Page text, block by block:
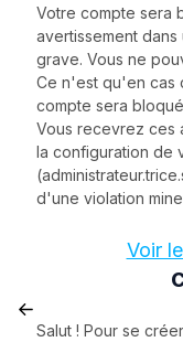
Votre compte sera
avertissement
grave. Vous ne
Ce n'est qu'en cas
compte sera
Vous recevrez ces
la configuration de
d'une violation
Voir
Salut ! Pour se